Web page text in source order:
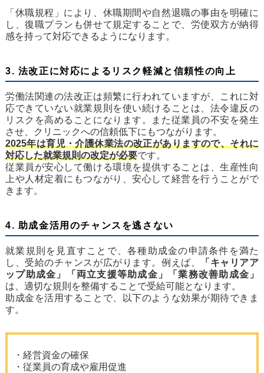
「休職規程」により、休職期間や自然退職の事由を明確に
し、復職プランも併せて規定することで、労使双方が納得
感を持って対応できるようになります。
3. 法改正に対応によるリスク軽減と信頼性の向上
労働法関連の法改正は頻繁に行われていますが、これに対
応できていない就業規則を使い続けることは、法令違反の
リスクを高めることになります。また従業員の不安を発生
させ、クリニックへの信頼低下にもつながります。
2025年は育児・介護休業法の改正がありますので、それに
対応した就業規則の改定が必要です。
従業員が安心して働ける環境を提供することは、生産性向
上や人材定着にもつながり、安心して経営を行うことがで
きます。
4. 助成金活用のチャンスを逃さない
就業規則を見直すことで、各種助成金の申請条件を満た
し、受給のチャンスが広がります。例えば、
「キャリアア
ップ助成金」「両立支援等助成金」「業務改善助成金」
は、適切な規則を整備することで受給可能となります。
助成金を活用することで、以下のような効果が期待できま
す。
・経営資金の確保
・従業員の育成や雇用促進